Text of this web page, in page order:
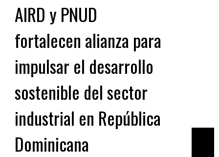
AIRD y PNUD
fortalecen alianza para
impulsar el desarrollo
sostenible del sector
industrial en República
Dominicana